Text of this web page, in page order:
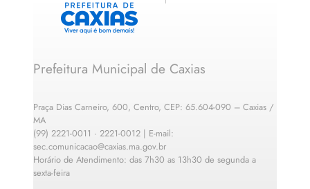
Prefeitura Municipal de Caxias
Praça Dias Carneiro, 600, Centro, CEP: 65.604-090 – Caxias /
MA
(99) 2221-0011 · 2221-0012 | E-mail:
sec.comunicacao@caxias.ma.gov.br
Horário de Atendimento: das 7h30 as 13h30 de segunda a
sexta-feira